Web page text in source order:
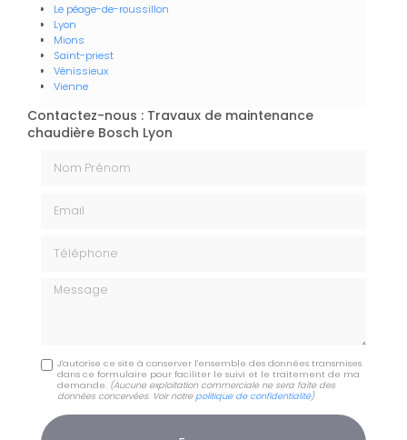
Le péage-de-roussillon
Lyon
Mions
Saint-priest
Vénissieux
Vienne
Contactez-nous : Travaux de maintenance
chaudière Bosch Lyon
Message
J'autorise ce site à conserver l'ensemble des données transmises
dans ce formulaire pour faciliter le suivi et le traitement de ma
demande. (Aucune exploitation commerciale ne sera faite des
données concervées. Voir notrepolitique de confidentialité)